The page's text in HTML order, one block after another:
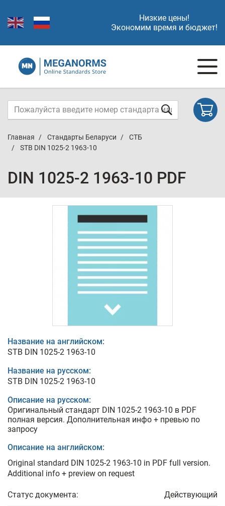
Низкие цены!
Экономим время и бюджет!
Главная Стандарты Беларуси
СТБ
STB DIN 1025-2 1963-10
DIN 1025-2 1963-10 PDF
Название на английском:
STB DIN 1025-2 1963-10
Название на русском:
STB DIN 1025-2 1963-10
Описание на русском:
Оригинальный стандарт DIN 1025-2 1963-10 в PDF
полная версия. Дополнительная инфо + превью по
запросу
Описание на английском:
Original standard DIN 1025-2 1963-10 in PDF full version.
Additional info + preview on request
Статус документа: Действующий